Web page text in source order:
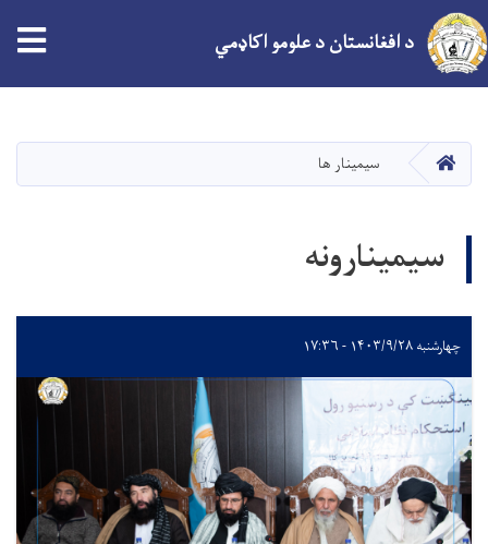
د افغانستان د علومو اکاډمي
کور سیمینار ها
سیمینارونه
چهارشنبه ۱۴۰۳/۹/۲۸ - ۱۷:۳۶